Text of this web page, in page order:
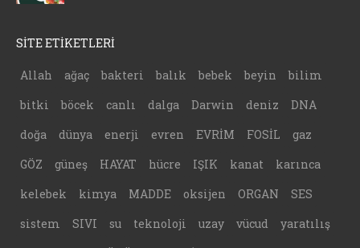
SİTE ETİKETLERİ
Allah ağaç bakteri balık bebek beyin
bilim
bitki
böcek canlı dalga Darwin deniz
DNA
doğa
dünya enerji evren EVRİM FOSİL
gaz
GÖZ
güneş HAYAT hücre IŞIK kanat
karınca
kelebek
kimya MADDE oksijen ORGAN
SES
sistem
SIVI su teknoloji uzay vücud
yaratılış